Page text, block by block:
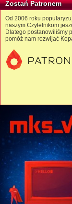
Zostań Patronem
Od 2006 roku
naszym Czytelnikom
Dlatego postanowiliśmy
pomóż nam rozwijać